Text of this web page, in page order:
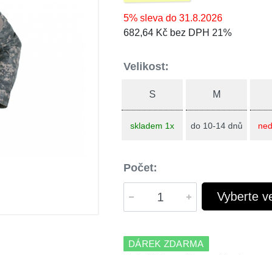
5% sleva do 31.8.2026
682,64 Kč bez DPH 21%
Velikost:
S
skladem 1x
M
do 10-14 dnů
Počet:
Vyberte
DÁREK ZDARMA